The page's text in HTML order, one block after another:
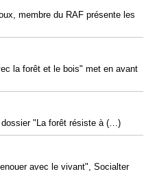
membre du RAF présente les
la forêt et le bois" met en avant
dossier "La forêt résiste à (…)
avec le vivant", Socialter